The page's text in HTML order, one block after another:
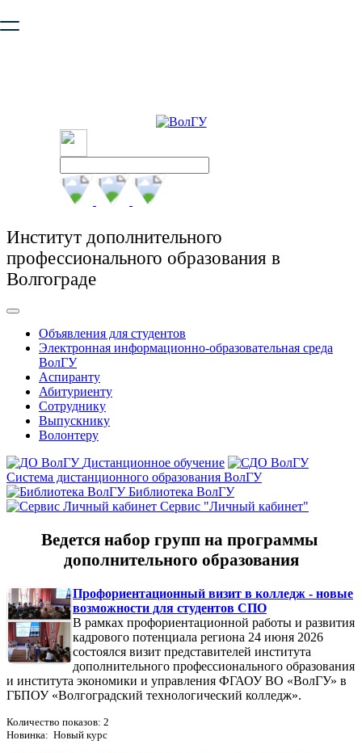
безопасную работу с сайтом. Пожалуйста
Институт дополнительного
профессионального образования в
Волгограде
Объявления для студентов
Электронная информационно-образовательная среда
ВолГУ
Аспиранту
Абитуриенту
Сотруднику
Выпускнику
Волонтеру
Дистанционное обучение
Система дистанционного образования ВолГУ
Библиотека ВолГУ
Сервис "Личный кабинет"
Ведется набор групп на программы
дополнительного образования
Профориентационный визит в колледж - новые
возможности для студентов СПО
В рамках профориентационной работы и развития
кадрового потенциала региона 24 июня 2026
состоялся визит представителей института
дополнительного профессионального образования
и института экономики и управления ФГАОУ ВО «ВолГУ» в
ГБПОУ «Волгоградский технологический колледж».
Количество показов: 2
Новинка: Новый курс